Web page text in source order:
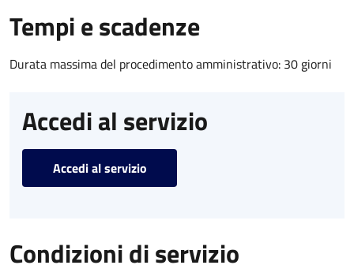
Tempi e scadenze
Durata massima del procedimento amministrativo: 30 giorni
Accedi al servizio
Accedi al servizio
Condizioni di servizio